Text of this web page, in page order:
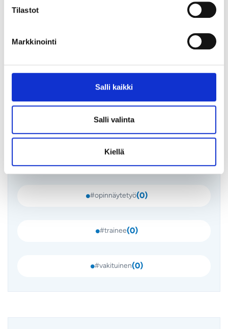
Tilastot
Markkinointi
Salli kaikki
Salli valinta
Kiellä
Työsuhde
#freelancer(
#kesätyö(0
#opinnäytetyö(0)
#trainee(0)
#vakituinen(0)